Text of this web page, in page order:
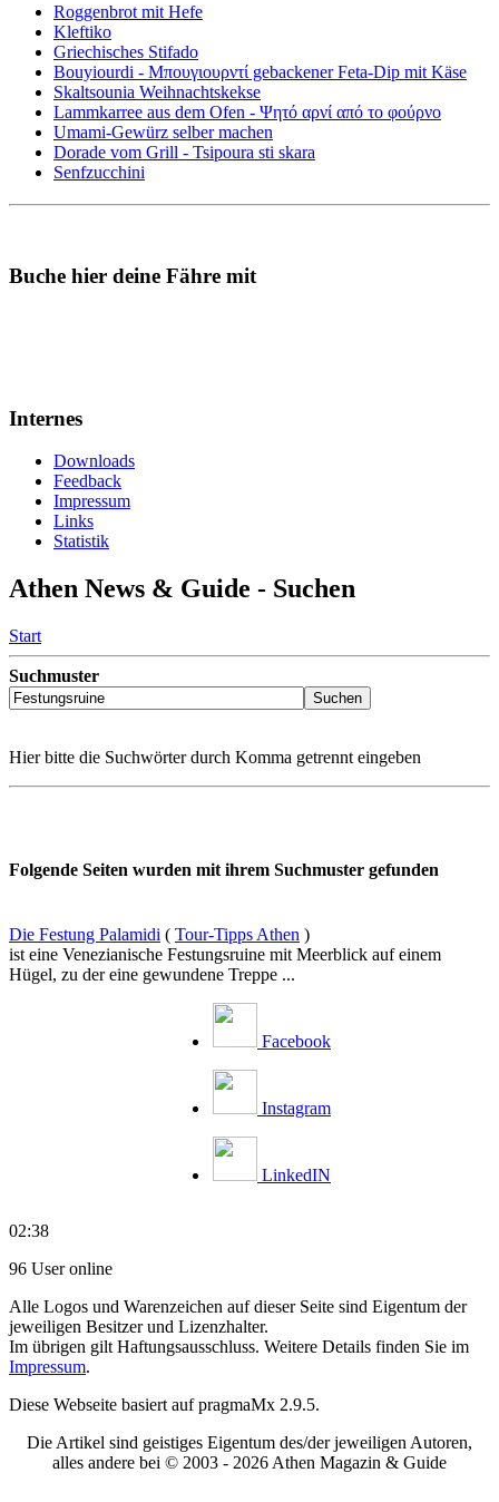
Roggenbrot mit Hefe
Kleftiko
Griechisches Stifado
Bouyiourdi - Μπουγιουρντί gebackener Feta-Dip mit Käse
Skaltsounia Weihnachtskekse
Lammkarree aus dem Ofen - Ψητό αρνί από το φούρνο
Umami-Gewürz selber machen
Dorade vom Grill - Tsipoura sti skara
Senfzucchini
Buche hier deine Fähre mit
Internes
Downloads
Feedback
Impressum
Links
Statistik
Athen News & Guide - Suchen
Start
Suchmuster
Hier bitte die Suchwörter durch Komma getrennt eingeben
Folgende Seiten wurden mit ihrem Suchmuster gefunden
Die Festung Palamidi ( Tour-Tipps Athen )
ist eine Venezianische Festungsruine mit Meerblick auf einem
Hügel, zu der eine gewundene Treppe ...
Facebook
Instagram
LinkedIN
02:38
96 User online
Alle Logos und Warenzeichen auf dieser Seite sind Eigentum der
jeweiligen Besitzer und Lizenzhalter.
Im übrigen gilt Haftungsausschluss. Weitere Details finden Sie im
Impressum.
Diese Webseite basiert auf pragmaMx 2.9.5.
Die Artikel sind geistiges Eigentum des/der jeweiligen Autoren,
alles andere bei © 2003 - 2026 Athen Magazin & Guide